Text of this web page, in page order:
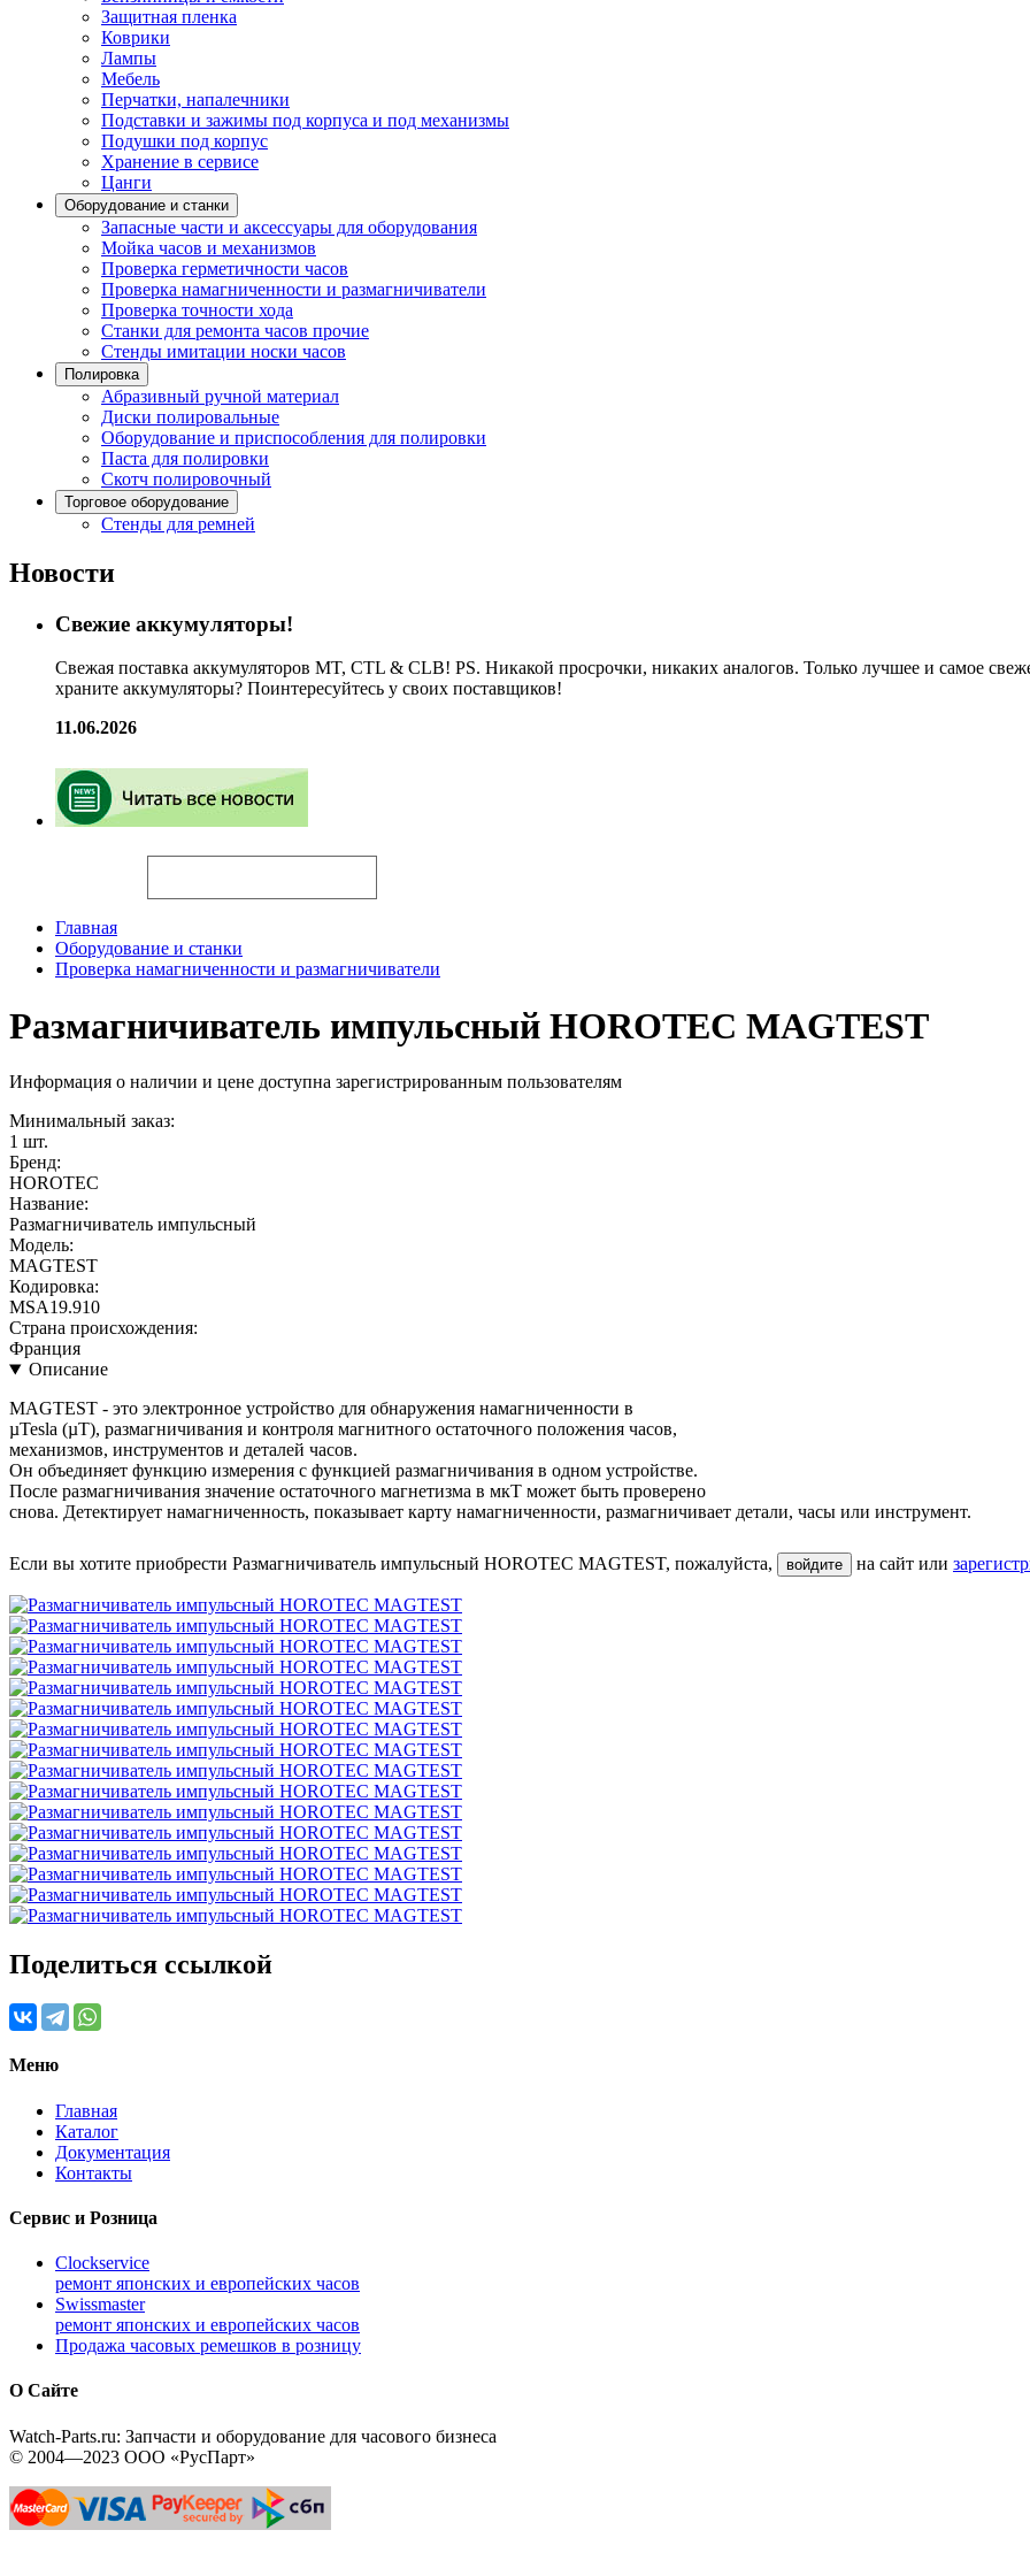
Защитная пленка
Коврики
Лампы
Мебель
Перчатки, напалечники
Подставки и зажимы под корпуса и под механизмы
Подушки под корпус
Хранение в сервисе
Цанги
Оборудование и станки
Запасные части и аксессуары для оборудования
Мойка часов и механизмов
Проверка герметичности часов
Проверка намагниченности и размагничиватели
Проверка точности хода
Станки для ремонта часов прочие
Стенды имитации носки часов
Полировка
Абразивный ручной материал
Диски полировальные
Оборудование и приспособления для полировки
Паста для полировки
Скотч полировочный
Торговое оборудование
Стенды для ремней
Новости
Свежие аккумуляторы!
Свежая поставка аккумуляторов MT, CTL & CLB! PS. Никакой просрочки, никаких аналогов. Только лучшее и самое
храните аккумуляторы? Поинтересуйтесь у своих поставщиков!
11.06.2026
Главная
Оборудование и станки
Проверка намагниченности и размагничиватели
Размагничиватель импульсный HOROTEC MAGTEST
Информация о наличии и цене доступна зарегистрированным пользователям
Минимальный заказ:
1 шт.
Бренд:
HOROTEC
Название:
Размагничиватель импульсный
Модель:
MAGTEST
Кодировка:
MSA19.910
Страна происхождения:
Франция
Описание
MAGTEST - это электронное устройство для обнаружения намагниченности в
µTesla (µT), размагничивания и контроля магнитного остаточного положения часов,
механизмов, инструментов и деталей часов.
Он объединяет функцию измерения с функцией размагничивания в одном устройстве.
После размагничивания значение остаточного магнетизма в мкТ может быть проверено
снова. Детектирует намагниченность, показывает карту намагниченности, размагничивает детали, часы или инструмент.
Если вы хотите приобрести Размагничиватель импульсный HOROTEC MAGTEST, пожалуйста, войдите на сайт или
Поделиться ссылкой
Меню
Главная
Каталог
Документация
Контакты
Сервис и Розница
Clockservice
ремонт японских и европейских часов
Swissmaster
ремонт японских и европейских часов
Продажа часовых ремешков в розницу
О Сайте
Watch-Parts.ru: Запчасти и оборудование для часового бизнеса
© 2004—2023 ООО «РусПарт»